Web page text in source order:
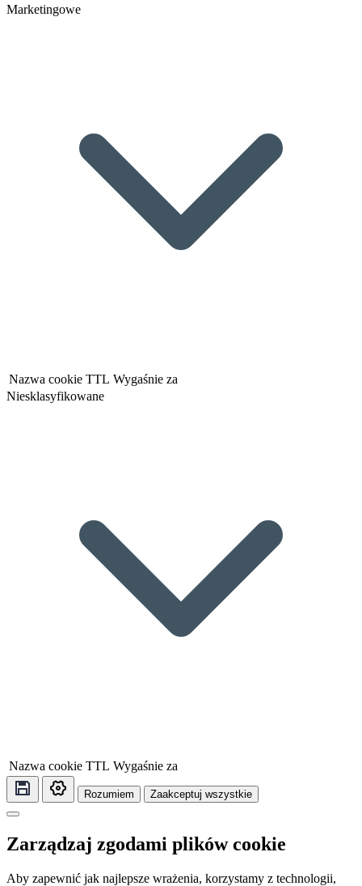
Marketingowe
Nazwa cookie TTL Wygaśnie za
Niesklasyfikowane
Nazwa cookie TTL Wygaśnie za
Rozumiem Zaakceptuj wszystkie
Zarządzaj zgodami plików cookie
Aby zapewnić jak najlepsze wrażenia, korzystamy z technologii,